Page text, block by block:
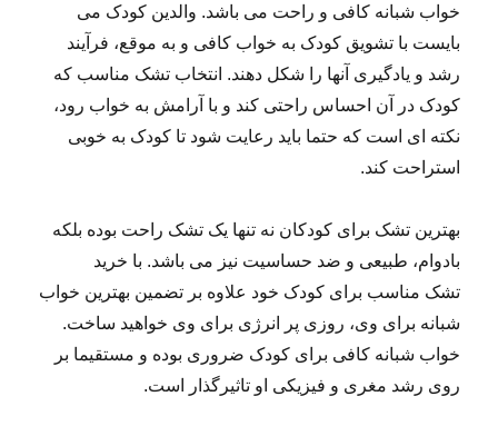
خواب شبانه کافی و راحت می باشد. والدین کودک می
بایست با تشویق کودک به خواب کافی و به موقع، فرآیند
رشد و یادگیری آنها را شکل دهند. انتخاب تشک مناسب که
کودک در آن احساس راحتی کند و با آرامش به خواب رود،
نکته ای است که حتما باید رعایت شود تا کودک به خوبی
استراحت کند.
بهترین تشک برای کودکان نه تنها یک تشک راحت بوده بلکه
بادوام، طبیعی و ضد حساسیت نیز می باشد. با خرید
تشک مناسب برای کودک خود علاوه بر تضمین بهترین خواب
شبانه برای وی، روزی پر انرژی برای وی خواهید ساخت.
خواب شبانه کافی برای کودک ضروری بوده و مستقیما بر
روی رشد مغری و فیزیکی او تاثیرگذار است.